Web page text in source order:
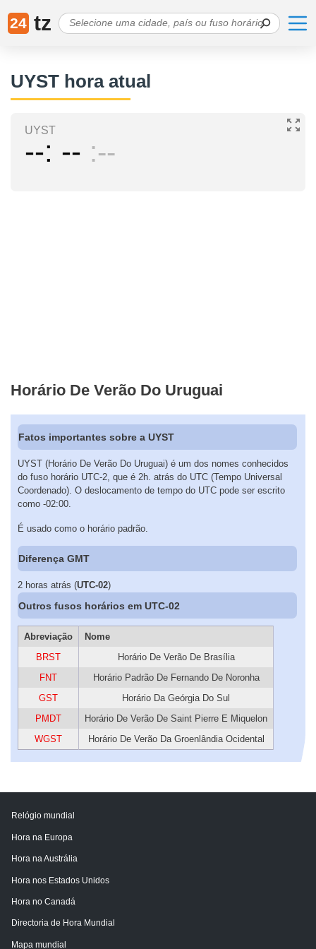
24 tz
UYST hora atual
UYST
-- -- --
Horário De Verão Do Uruguai
Fatos importantes sobre a UYST
UYST (Horário De Verão Do Uruguai) é um dos nomes conhecidos
do fuso horário UTC-2, que é 2h. atrás do UTC (Tempo Universal
Coordenado). O deslocamento de tempo do UTC pode ser escrito
como -02:00.
É usado como o horário padrão.
Diferença GMT
2 horas atrás (UTC-02)
Outros fusos horários em UTC-02
Abreviação
Nome
BRST
Horário De Verão De Brasília
FNT
Horário Padrão De Fernando De Noronha
GST
Horário Da Geórgia Do Sul
PMDT
Horário De Verão De Saint Pierre E Miquelon
WGST
Horário De Verão Da Groenlândia Ocidental
Relógio mundial
Hora na Europa
Hora na Austrália
Hora nos Estados Unidos
Hora no Canadá
Directoria de Hora Mundial
Mapa mundial